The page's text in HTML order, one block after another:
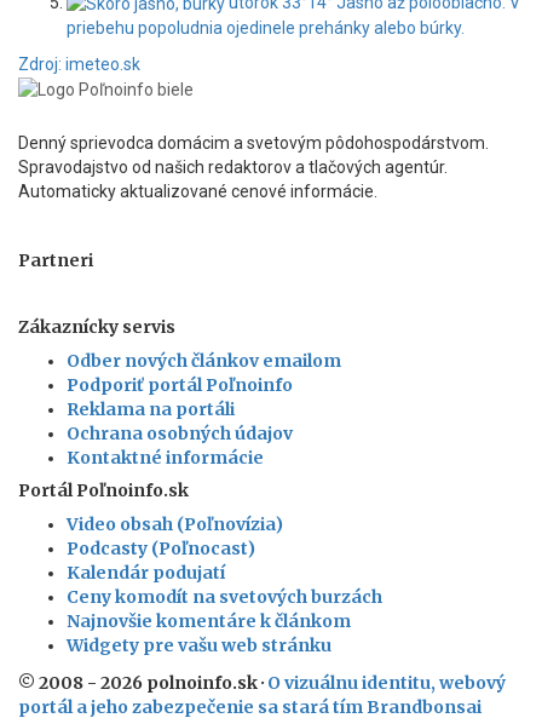
priebehu popoludnia ojedinele prehánky alebo búrky.
Zdroj: imeteo.sk
Denný sprievodca domácim a svetovým pôdohospodárstvom.
Spravodajstvo od našich redaktorov a tlačových agentúr.
Automaticky aktualizované cenové informácie.
Partneri
Zákaznícky servis
Odber nových článkov emailom
Podporiť portál Poľnoinfo
Reklama na portáli
Ochrana osobných údajov
Kontaktné informácie
Portál Poľnoinfo.sk
Video obsah (Poľnovízia)
Podcasty (Poľnocast)
Kalendár podujatí
Ceny komodít na svetových burzách
Najnovšie komentáre k článkom
Widgety pre vašu web stránku
© 2008 - 2026 polnoinfo.sk · O vizuálnu identitu, webový
portál a jeho zabezpečenie sa stará tím Brandbonsai